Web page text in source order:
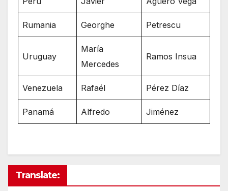
Rumania Georghe Petrescu
Uruguay
María
Mercedes
Ramos Insua
Venezuela Rafaél Pérez Díaz
Panamá Alfredo Jiménez
Translate: